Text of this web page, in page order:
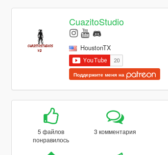
CuazitoStudio
HoustonTX
Поддержите меня на
5 файлов
понравилось
3 комментария